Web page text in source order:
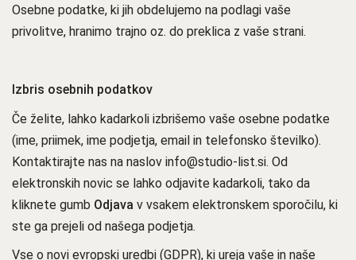
Osebne podatke, ki jih obdelujemo na podlagi vaše
privolitve, hranimo trajno oz. do preklica z vaše strani.
Izbris osebnih podatkov
Če želite, lahko kadarkoli izbrišemo vaše osebne podatke
(ime, priimek, ime podjetja, email in telefonsko številko).
Kontaktirajte nas na naslov info@studio-list.si. Od
elektronskih novic se lahko odjavite kadarkoli, tako da
kliknete gumb Odjava v vsakem elektronskem sporočilu, ki
ste ga prejeli od našega podjetja.
Vse o novi evropski uredbi (GDPR), ki ureja vaše in naše